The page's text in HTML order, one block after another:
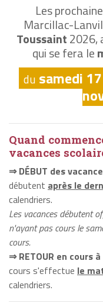
Les
Marcillac-
Toussaint2026,
qui se fera le
du samedi
Quand
vacances
⇒ DÉBUT des
débutent après le
calendriers.
Les vacances débutent
n'ayant pas cours le
cours.
⇒ RETOUR en cours
cours s'effectue le
calendriers.